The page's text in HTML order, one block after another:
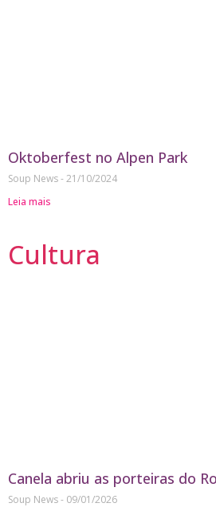
Oktoberfest no Alpen Park
Soup News 21/10/2024
Leia mais
Cultura
Canela abriu as porteiras do
Soup News
09/01/2026